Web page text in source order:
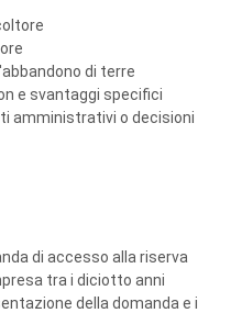
di terre
e svantaggi specifici
amministrativi o decisioni
di accesso alla riserva
tra i diciotto anni
della domanda e i